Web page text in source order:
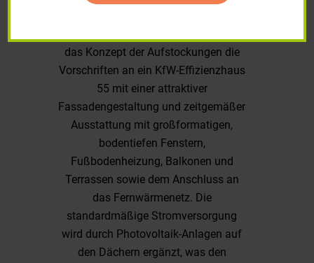
das Konzept der Aufstockungen die
Vorschriften an ein KfW-Effizienzhaus
55 mit einer attraktiver
Fassadengestaltung und zeitgemäßer
Ausstattung mit großformatigen,
bodentiefen Fenstern,
Fußbodenheizung, Balkonen und
Terrassen sowie dem Anschluss an
das Fernwärmenetz. Die
standardmäßige Stromversorgung
wird durch Photovoltaik-Anlagen auf
den Dächern ergänzt, was den